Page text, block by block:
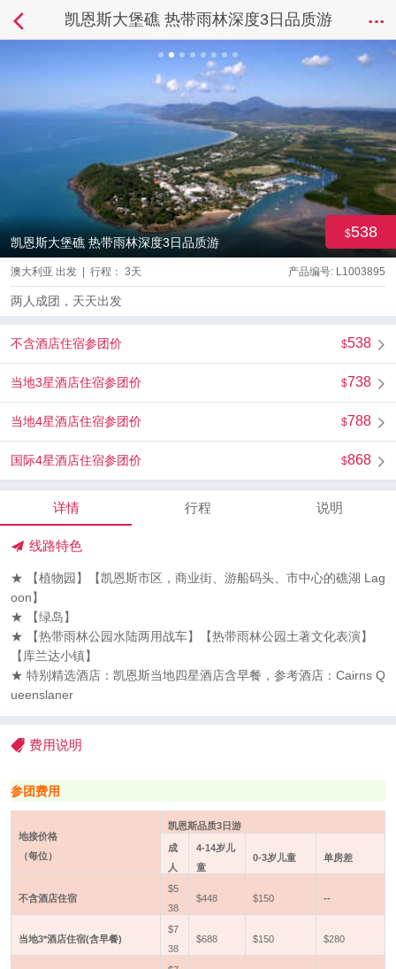
凯恩斯大堡礁 热带雨林深度3日品质游
凯恩斯大堡礁 热带雨林深度3日品质游
538
产品编号: L1003895
澳大利亚 出发 | 行程： 3天
两人成团，天天出发
538
不含酒店住宿参团价
738
当地3星酒店住宿参团价
788
当地4星酒店住宿参团价
868
国际4星酒店住宿参团价
详情 行程 说明
线路特色
★ 【植物园】【凯恩斯市区，商业街、游船码头、市中心的礁湖 Lag
oon】
★ 【绿岛】
★ 【热带雨林公园水陆两用战车】【热带雨林公园土著文化表演】
【库兰达小镇】
★ 特别精选酒店：凯恩斯当地四星酒店含早餐，参考酒店：Cairns Q
ueenslaner
费用说明
参团费用
地接价格
（每位）
凯恩斯品质3日游
成
人
4-14岁 儿
童
0-3岁儿童 单房差
不含酒店住宿
$5
38
$448 $150 --
当地3*酒店住宿(含早餐)
$7
38
$688 $150 $280